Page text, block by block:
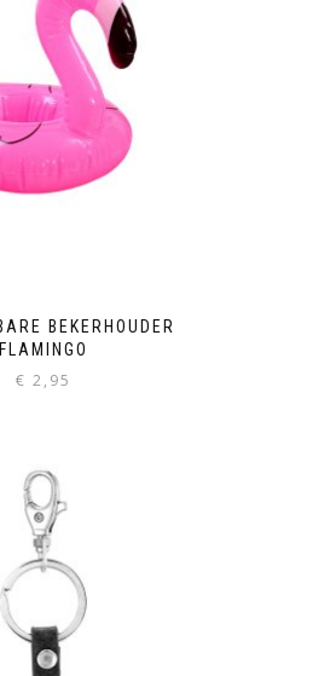
BEKERHOUDER
FLAMINGO
€ 2,95